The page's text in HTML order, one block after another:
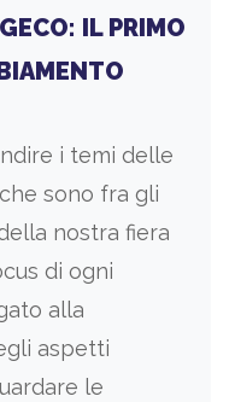
IL PRIMO
i temi delle
sono fra gli
nostra fiera
di ogni
alla
aspetti
le